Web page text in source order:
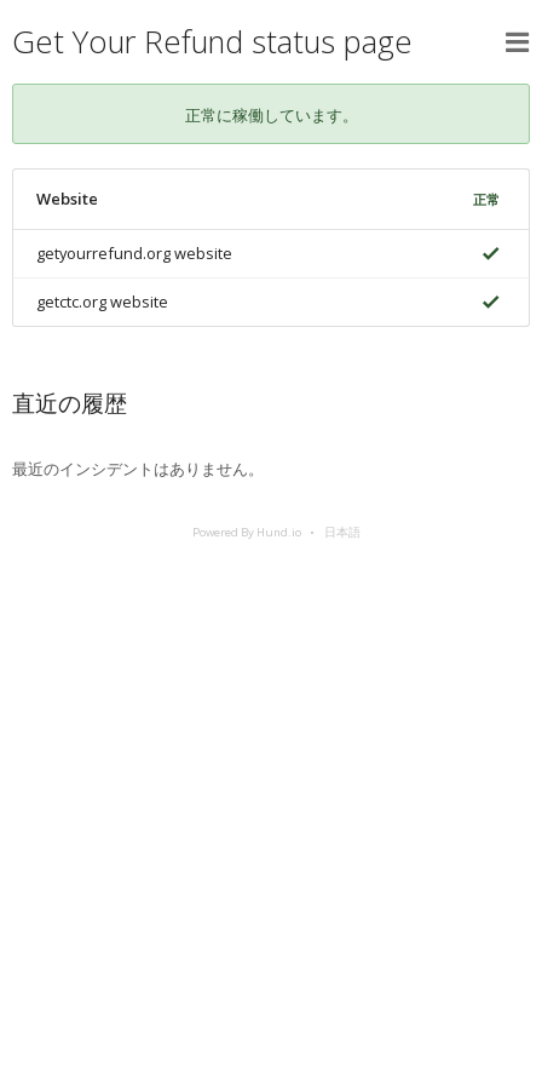
Get Your Refund status page
正常に稼働しています。
Website 正常
getyourrefund.org website
getctc.org website
直近の履歴
最近のインシデントはありません。
Powered By Hund.io 日本語